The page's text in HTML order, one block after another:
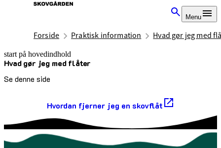
Menu
Forside Praktisk information Hvad gør jeg med
start på hovedindhold
Hvad gør jeg med flåter
Se denne side
senest opdateret 24. juni 2026
Hvordan fjerner jeg en skovflåt